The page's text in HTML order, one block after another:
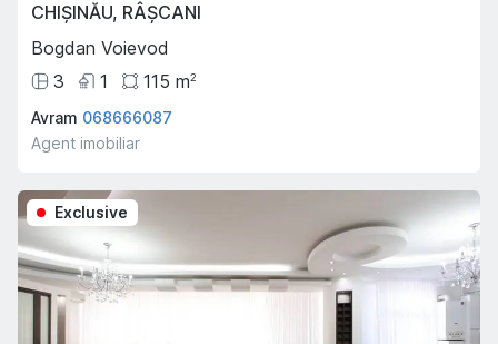
CHIȘINĂU, RÂȘCANI
Bogdan Voievod
3
1 115 m2
Avram 068666087
Agent imobiliar
Exclusive